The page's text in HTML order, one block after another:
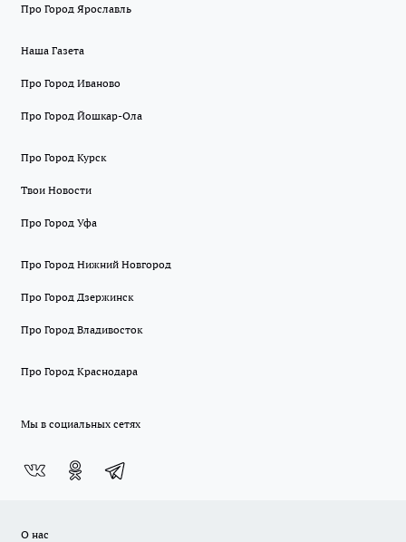
Про Город Ярославль
Наша Газета
Про Город Иваново
Про Город Йошкар-Ола
Про Город Курск
Твои Новости
Про Город Уфа
Про Город Нижний Новгород
Про Город Дзержинск
Про Город Владивосток
Про Город Краснодара
Мы в социальных сетях
О нас